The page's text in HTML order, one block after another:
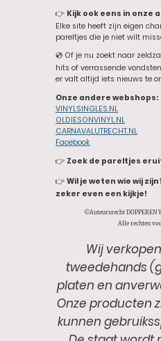
👉 Kijk ook eens in onze
Elke site heeft zijn eigen
pareltjes die je niet wilt
💿 Of je nu zoekt naar
hits of verrassende
er valt altijd iets nieuws te
Onze andere webshops:
VINYLSINGLES.NL
OLDIESONVINYL.NL
CARNAVALUTRECHT.NL
Facebook
👉 Zoek de pareltjes
👉 Wil je weten wie wij
zeker even een kijkje!
©Auteursrecht DOPPEREN
Alle rechten
Wij
tweedehands
platen en
Onze producten
kunnen